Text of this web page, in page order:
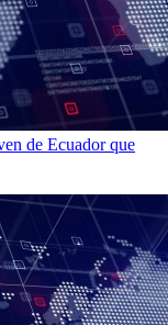
de Ecuador que